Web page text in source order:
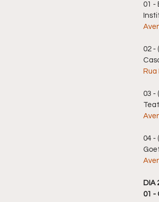
01 -
02 -
Rua
03 -
04 -
DIA
01 -